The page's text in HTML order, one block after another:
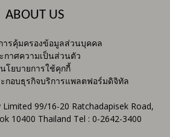
ABOUT US
ารคุ้มครองข้อมูลส่วนบุคคล
กาศความเป็นส่วนตัว
นโยบายการใช้คุกกี้
กอบธุรกิจบริการแพลตฟอร์มดิจิทัล
Limited 99/16-20 Ratchadapisek Road,
10400 Thailand Tel : 0-2642-3400